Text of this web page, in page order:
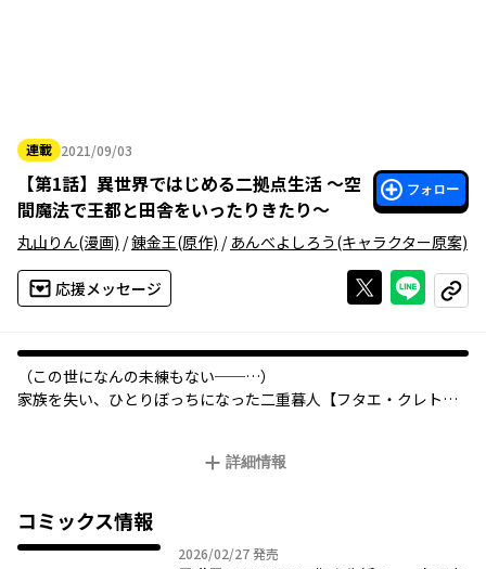
連載 2021/09/03
2021年09月03日
【第1話】 異世界ではじめる二拠点生活 ～空
間魔法で王都と田舎をいったりきたり～
フォロー
丸山りん(漫画) /錬金王(原作) / あんべよしろう(キャラクター原案)
応援メッセージ Xで投稿する
ライン
コピー
（この世になんの未練もない──…）
家族を失い、ひとりぼっちになった二重暮人【フタエ・クレト】
最初は戸惑う暮人だったが、異世界で出会う人々との交流や、王
けていく。
充実したのんびり異世界スローライフ、いざ開幕──!!
詳細情報
コミックス情報
2026/02/272026年02月27日
発売